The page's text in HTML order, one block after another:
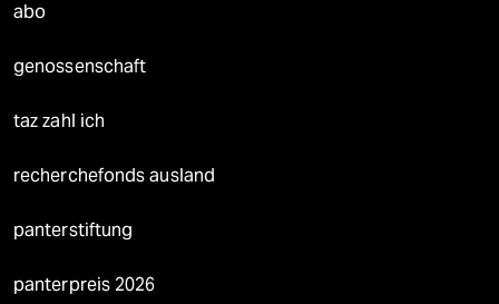
abo
genossenschaft
taz zahl ich
recherchefonds ausland
panterstiftung
panterpreis 2026